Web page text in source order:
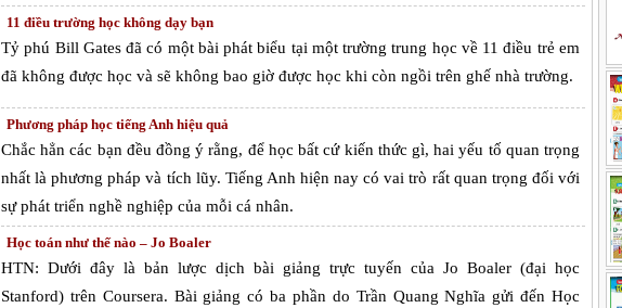
11 điều trường học không dạy bạn
Tỷ phú Bill Gates đã có một bài phát biểu tại một trường trung học về 11 điều trẻ em
đã không được học và sẽ không bao giờ được học khi còn ngồi trên ghế nhà trường.
Phương pháp học tiếng Anh hiệu quả
Chắc hẳn các bạn đều đồng ý rằng, để học bất cứ kiến thức gì, hai yếu tố quan trọng
nhất là phương pháp và tích lũy. Tiếng Anh hiện nay có vai trò rất quan trọng đối với
sự phát triển nghề nghiệp của mỗi cá nhân.
Học toán như thế nào – Jo Boaler
HTN: Dưới đây là bản lược dịch bài giảng trực tuyến của Jo Boaler (đại học
Stanford) trên Coursera. Bài giảng có ba phần do Trần Quang Nghĩa gửi đến Học